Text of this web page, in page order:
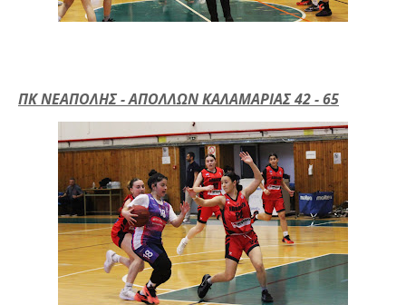
ΠΚ ΝΕΑΠΟΛΗΣ - ΑΠΟΛΛΩΝ ΚΑΛΑΜΑΡΙΑΣ 42 - 65